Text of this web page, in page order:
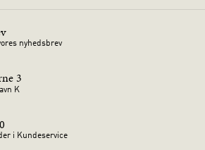
nyhedsbrev
3
K
i Kundeservice